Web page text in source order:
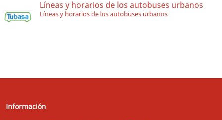
Líneas y horarios de los autobuses urbanos
Líneas y horarios de los autobuses urbanos
Información